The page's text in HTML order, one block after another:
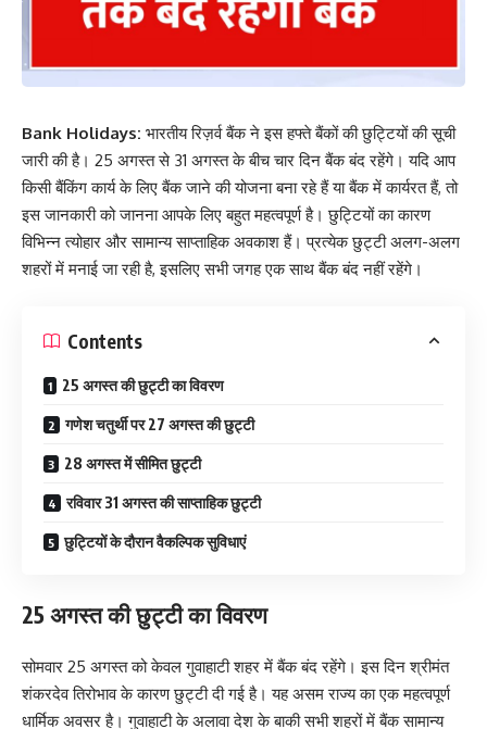
Bank Holidays: भारतीय रिज़र्व बैंक ने इस हफ्ते बैंकों की छुट्टियों की सूची
जारी की है। 25 अगस्त से 31 अगस्त के बीच चार दिन बैंक बंद रहेंगे। यदि आप
किसी बैंकिंग कार्य के लिए बैंक जाने की योजना बना रहे हैं या बैंक में कार्यरत हैं, तो
इस जानकारी को जानना आपके लिए बहुत महत्वपूर्ण है। छुट्टियों का कारण
विभिन्न त्योहार और सामान्य साप्ताहिक अवकाश हैं। प्रत्येक छुट्टी अलग-अलग
शहरों में मनाई जा रही है, इसलिए सभी जगह एक साथ बैंक बंद नहीं रहेंगे।
Contents
25 अगस्त की छुट्टी का विवरण
गणेश चतुर्थी पर 27 अगस्त की छुट्टी
28 अगस्त में सीमित छुट्टी
रविवार 31 अगस्त की साप्ताहिक छुट्टी
छुट्टियों के दौरान वैकल्पिक सुविधाएं
25 अगस्त की छुट्टी का विवरण
सोमवार 25 अगस्त को केवल गुवाहाटी शहर में बैंक बंद रहेंगे। इस दिन श्रीमंत
शंकरदेव तिरोभाव के कारण छुट्टी दी गई है। यह असम राज्य का एक महत्वपूर्ण
धार्मिक अवसर है। गुवाहाटी के अलावा देश के बाकी सभी शहरों में बैंक सामान्य